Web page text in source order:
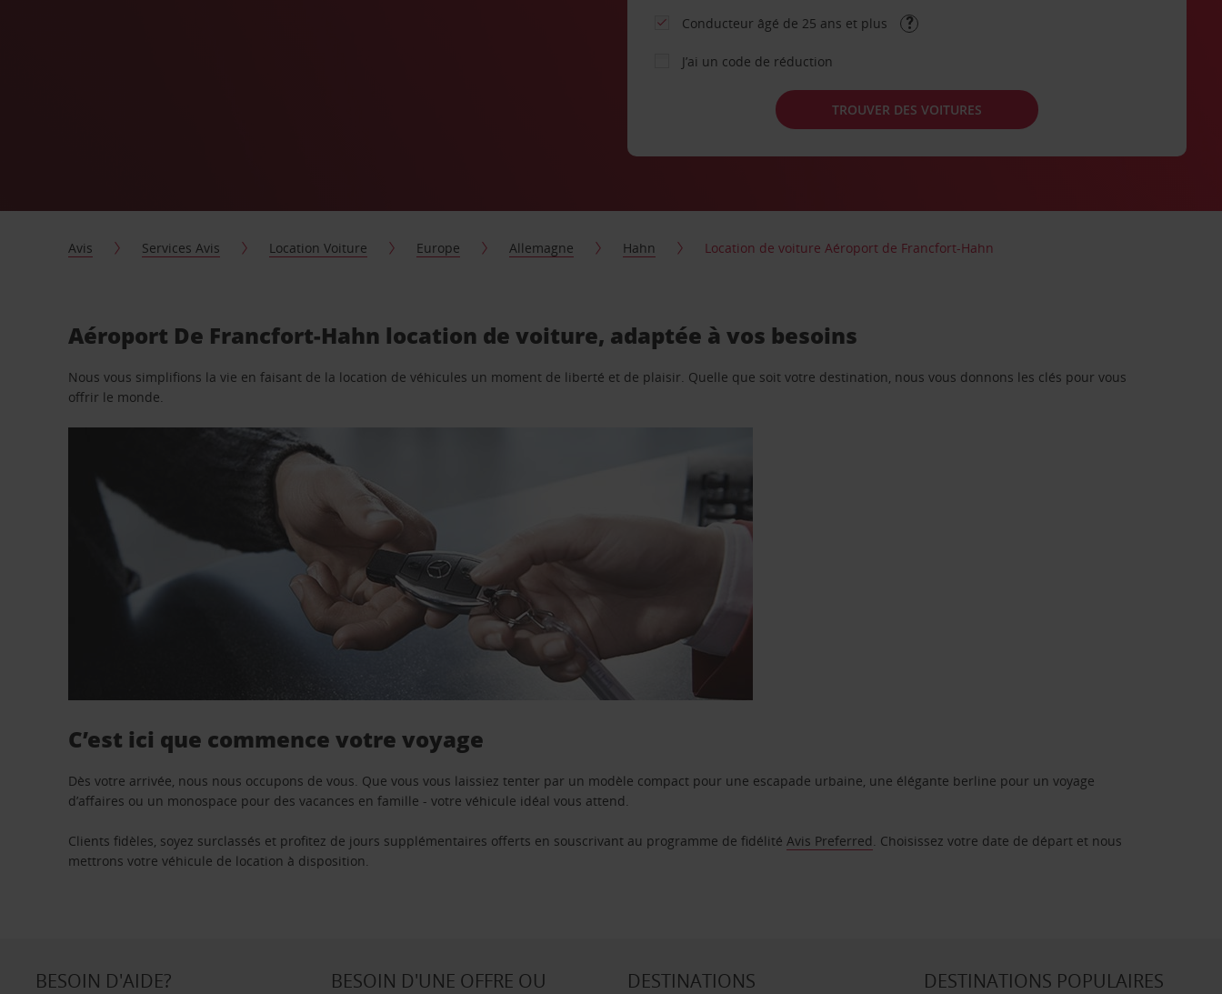
Conducteur âgé de 25 ans et plus
J’ai un code de réduction
TROUVER DES VOITURES
Avis Services Avis Location Voiture Europe Allemagne Hahn Location de voiture Aéroport de Francfort-Hahn
Aéroport De Francfort-Hahn location de voiture, adaptée à vos besoins
Nous vous simplifions la vie en faisant de la location de véhicules un moment de liberté et de plaisir. Quelle que soit votre destination, nous vous donnons les clés pour vous
offrir le monde.
C’est ici que commence votre voyage
Dès votre arrivée, nous nous occupons de vous. Que vous vous laissiez tenter par un modèle compact pour une escapade urbaine, une élégante berline pour un voyage
d’affaires ou un monospace pour des vacances en famille - votre véhicule idéal vous attend.
Clients fidèles, soyez surclassés et profitez de jours supplémentaires offerts en souscrivant au programme de fidélitéAvis Preferred. Choisissez votre date de départ et nous
mettrons votre véhicule de location à disposition.
BESOIN D'AIDE?
BESOIN D'UNE OFFRE OU
DESTINATIONS
DESTINATIONS POPULAIRES